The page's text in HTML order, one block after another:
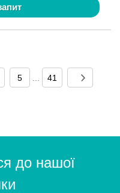
5 41
до нашої